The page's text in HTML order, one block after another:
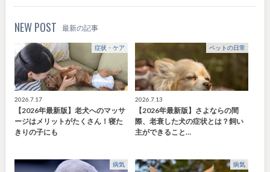
NEW POST 最新の記事
症状・ケア
2026.7.17
【2026年最新版】老犬へのマッサ
ージはメリットがたくさん！寝た
きりの子にも
ペットの日常
2026.7.13
【2026年最新版】さよならの間
際、老衰した犬の症状とは？飼い
主ができること…
病気 病気